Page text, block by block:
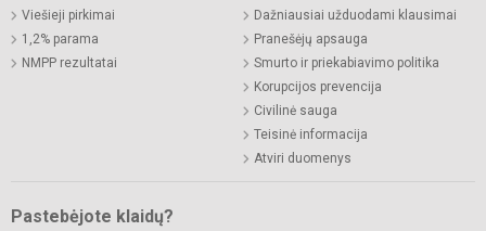
Viešieji pirkimai
1,2% parama
NMPP rezultatai
Dažniausiai užduodami klausimai
Pranešėjų apsauga
Smurto ir priekabiavimo politika
Korupcijos prevencija
Civilinė sauga
Teisinė informacija
Atviri duomenys
Pastebėjote klaidų?